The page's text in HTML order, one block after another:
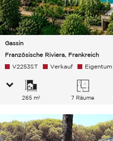
Gassin
Französische Riviera, Frankreich
V2253ST Verkauf Eigentum
265 m² 7 Räume